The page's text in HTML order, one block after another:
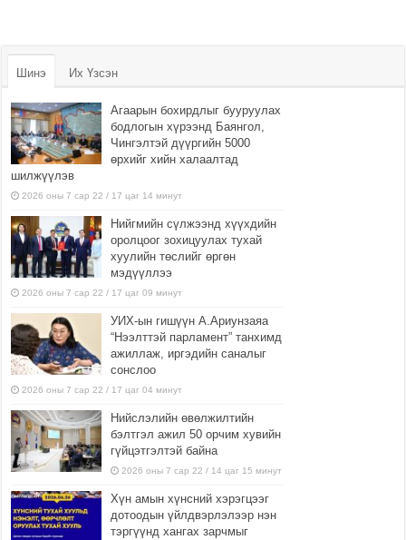
Шинэ Их Үзсэн
Агаарын бохирдлыг бууруулах
бодлогын хүрээнд Баянгол,
Чингэлтэй дүүргийн 5000
өрхийг хийн халаалтад
шилжүүлэв
2026 оны 7 сар 22 / 17 цаг 14 минут
Нийгмийн сүлжээнд хүүхдийн
оролцоог зохицуулах тухай
хуулийн төслийг өргөн
мэдүүллээ
2026 оны 7 сар 22 / 17 цаг 09 минут
УИХ-ын гишүүн А.Ариунзаяа
“Нээлттэй парламент” танхимд
ажиллаж, иргэдийн саналыг
сонслоо
2026 оны 7 сар 22 / 17 цаг 04 минут
Нийслэлийн өвөлжилтийн
бэлтгэл ажил 50 орчим хувийн
гүйцэтгэлтэй байна
2026 оны 7 сар 22 / 14 цаг 15 минут
Хүн амын хүнсний хэрэгцээг
дотоодын үйлдвэрлэлээр нэн
тэргүүнд хангах зарчмыг